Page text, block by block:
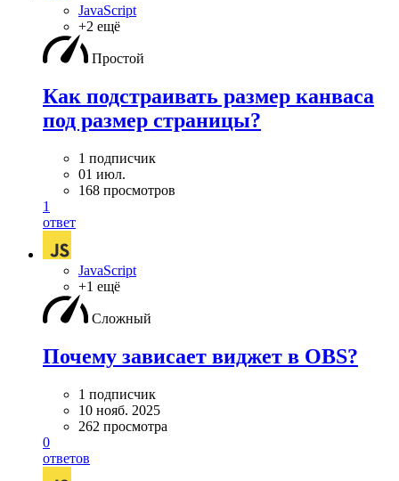
JavaScript
+2 ещё
Простой
Как подстраивать размер канваса
под размер страницы?
1 подписчик
01 июл.
168 просмотров
1
ответ
JavaScript
+1 ещё
Сложный
Почему зависает виджет в OBS?
1 подписчик
10 нояб. 2025
262 просмотра
0
ответов